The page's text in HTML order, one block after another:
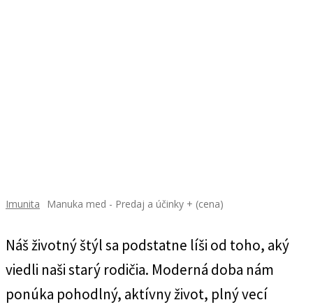
Imunita Manuka med - Predaj a účinky + (cena)
Náš životný štýl sa podstatne líši od toho, aký
viedli naši starý rodičia. Moderná doba nám
ponúka pohodlný, aktívny život, plný vecí